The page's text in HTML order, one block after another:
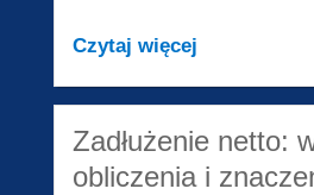
Czytaj więcej
Zadłużenie netto:
obliczenia i